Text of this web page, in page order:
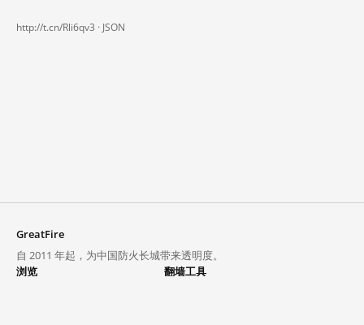
http://t.cn/Rli6qv3 · JSON
GreatFire
自 2011 年起，为中国防火长城带来透明度。
浏览
翻墙工具